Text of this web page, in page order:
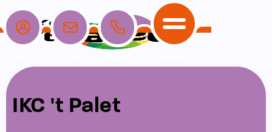
Home
School
Ouders
Opvang
Communicatie
IKC 't Palet